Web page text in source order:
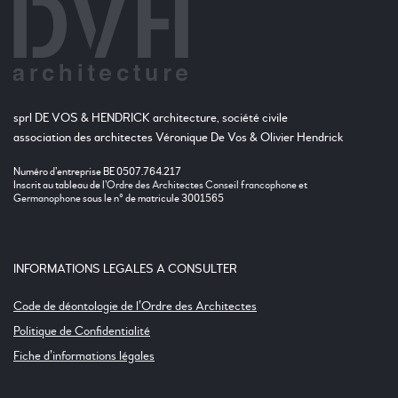
sprl DE VOS & HENDRICK architecture, société civile
association des architectes Véronique De Vos & Olivier Hendrick
Numéro d’entreprise BE 0507.764.217
Inscrit au tableau de l’Ordre des Architectes Conseil francophone et
Germanophonesous le n° de matricule 3001565
INFORMATIONS LEGALES A CONSULTER
Code de déontologie de l’Ordre des Architectes
Politique de Confidentialité
Fiche d’informations légales